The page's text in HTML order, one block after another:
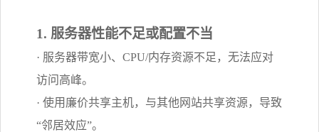
1. 服务器性能不足或配置不当
· 服务器带宽小、CPU/内存资源不足，无法应对
访问高峰。
· 使用廉价共享主机，与其他网站共享资源，导致
“邻居效应”。